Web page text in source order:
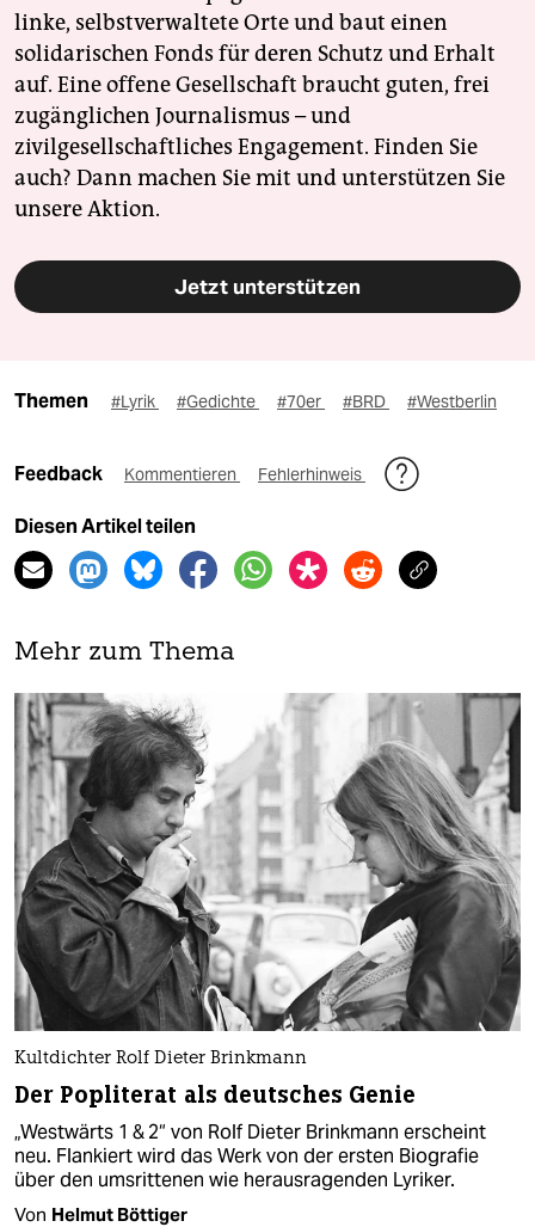
linke, selbstverwaltete Orte und baut einen
solidarischen Fonds für deren Schutz und Erhalt
auf. Eine offene Gesellschaft braucht guten, frei
zugänglichen Journalismus – und
zivilgesellschaftliches Engagement. Finden Sie
auch? Dann machen Sie mit und unterstützen Sie
unsere Aktion.
Jetzt unterstützen
Themen #Lyrik #Gedichte #70er #BRD #Westberlin
Feedback Kommentieren Fehlerhinweis
Diesen Artikel teilen
Mehr zum Thema
Kultdichter Rolf Dieter Brinkmann
Der Popliterat als deutsches Genie
„Westwärts 1 & 2“ von Rolf Dieter Brinkmann erscheint
neu. Flankiert wird das Werk von der ersten Biografie
über den umsrittenen wie herausragenden Lyriker.
Von Helmut Böttiger